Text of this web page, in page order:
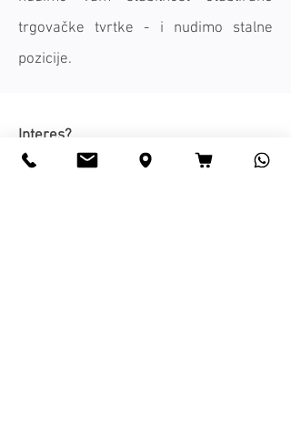
trgovačke tvrtke - i nudimo stalne
pozicije.
Interes?
Ako želite podržati naš tim svojim